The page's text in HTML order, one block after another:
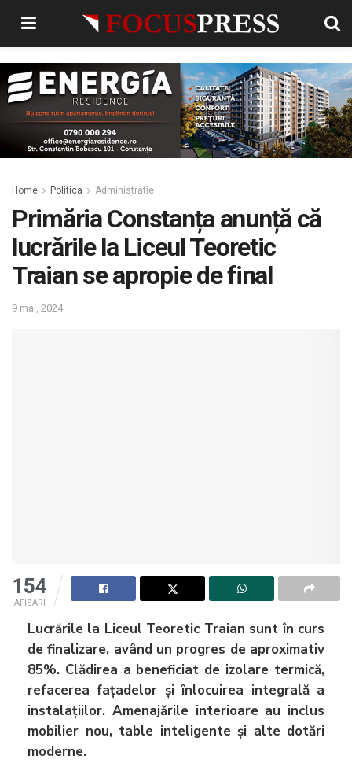
Home Politica Administratie
Primăria Constanța anunță că
lucrările la Liceul Teoretic
Traian se apropie de final
9 mai, 2024
154
AFISARI
Lucrările la Liceul Teoretic Traian sunt în curs
de finalizare, având un progres de aproximativ
85%. Clădirea a beneficiat de izolare termică,
refacerea fațadelor și înlocuirea integrală a
instalațiilor. Amenajările interioare au inclus
mobilier nou, table inteligente și alte dotări
moderne.